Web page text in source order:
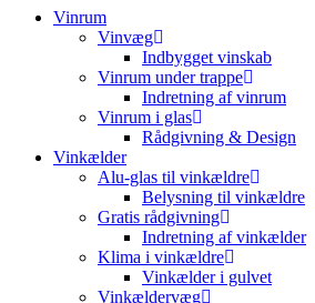
Vinrum
Vinvæg
Indbygget vinskab
Vinrum under trappe
Indretning af vinrum
Vinrum i glas
Rådgivning & Design
Vinkælder
Alu-glas til vinkældre
Belysning til vinkældre
Gratis rådgivning
Indretning af vinkælder
Klima i vinkældre
Vinkælder i gulvet
Vinkældervæg